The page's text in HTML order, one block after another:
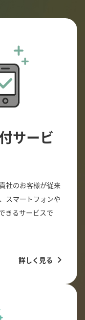
サービ
社のお客様が従来
スマートフォンや
きるサービスで
詳しく見る